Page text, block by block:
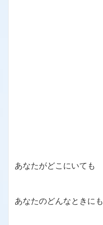
あなたがどこにいても
あなたのどんなときにも